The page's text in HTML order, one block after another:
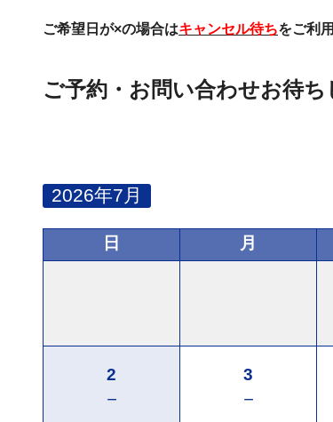
ご希望日が×の場合はキャンセル待ちをご利
安心の施工ブース完
Keeperコーティング
ご予約・お問い合わせお待ち
日 月
2
－
3
－
2026年7月